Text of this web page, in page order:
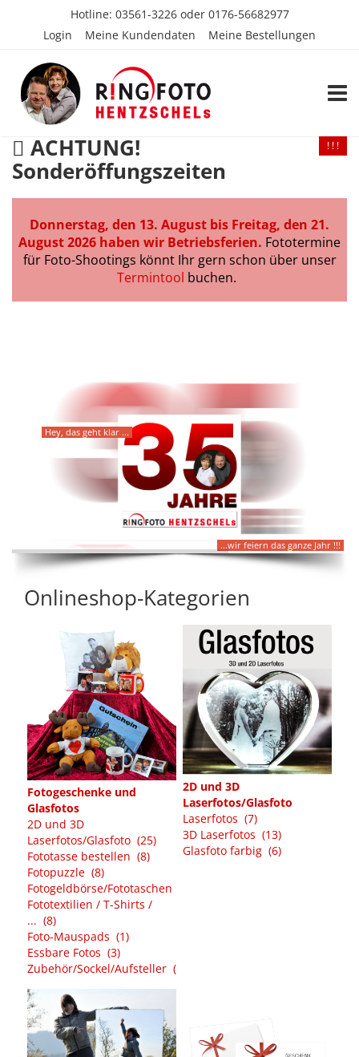
Hotline: 03561-3226oder 0176-56682977
Login
Meine Kundendaten Meine Bestellungen
ACHTUNG!
Sonderöffungszeiten
Donnerstag, den 13. August bis Freitag, den 21.
August 2026 haben wir Betriebsferien. Fototermine
für Foto-Shootings könnt Ihr gern schon über unser
Termintool buchen.
! ! !
Hey, das geht klar ...
...wir feiern das ganze Jahr !!!
Onlineshop-Kategorien
Fotogeschenke und
Glasfotos
2D und 3D
Laserfotos/Glasfoto (25)
Fototasse bestellen (8)
Fotopuzzle (8)
Fotogeldbörse/Fototaschen (1)
Fototextilien / T-Shirts /
... (8)
Foto-Mauspads (1)
Essbare Fotos (3)
Zubehör/Sockel/Aufsteller (11)
2D und 3D
Laserfotos/Glasfoto
Laserfotos (7)
3D Laserfotos (13)
Glasfoto farbig (6)